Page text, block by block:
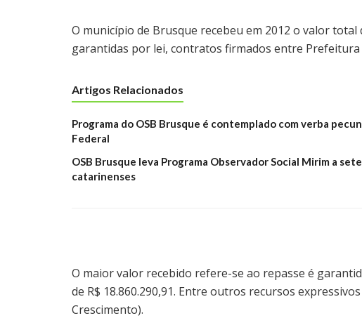
O município de Brusque recebeu em 2012 o valor total
garantidas por lei, contratos firmados entre
Artigos Relacionados
Programa do OSB Brusque é contemplado com verba
Federal
OSB Brusque leva Programa Observador Social Mirim a
catarinenses
O maior valor recebido refere-se ao repasse é
de R$ 18.860.290,91. Entre outros recursos
Crescimento).